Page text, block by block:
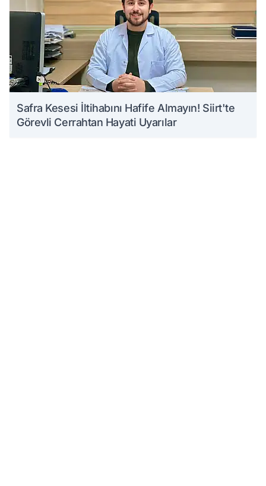
Safra Kesesi İltihabını Hafife Almayın! Siirt'te
Görevli Cerrahtan Hayati Uyarılar